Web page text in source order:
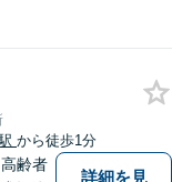
てお
談く
から徒歩1分
齢者
詳細を見